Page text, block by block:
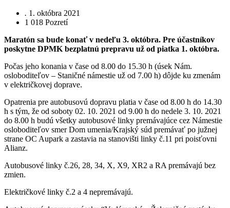
. 1. októbra 2021
1 018 Pozretí
Maratón sa bude konať v nedeľu 3. októbra. Pre účastníkov
poskytne DPMK bezplatnú prepravu už od piatka 1. októbra.
Počas jeho konania v čase od 8.00 do 15.30 h (úsek Nám.
osloboditeľov – Staničné námestie už od 7.00 h) dôjde ku zmenám
v električkovej doprave.
Opatrenia pre autobusovú dopravu platia v čase od 8.00 h do 14.30
h s tým, že od soboty 02. 10. 2021 od 9.00 h do nedele 3. 10. 2021
do 8.00 h budú všetky autobusové linky premávajúce cez Námestie
osloboditeľov smer Dom umenia/Krajský súd premávať po južnej
strane OC Aupark a zastavia na stanovišti linky č.11 pri poisťovni
Alianz.
Autobusové linky č.26, 28, 34, X, X9, XR2 a RA premávajú bez
zmien.
Električkové linky č.2 a 4 nepremávajú.